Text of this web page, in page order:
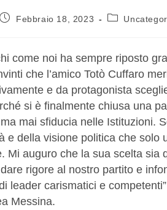
Febbraio 18, 2023
come noi ha sempre riposto
che l’amico Totò Cuffaro
e da protagonista
si è finalmente chiusa una
mai sfiducia nelle Istituzioni.
e della visione politica che solo
Mi auguro che la sua scelta sia
rigore al nostro partito e
leader carismatici e
Messina.